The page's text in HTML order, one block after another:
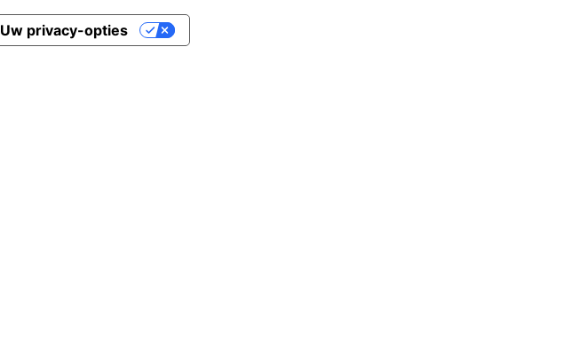
Uw privacy-opties